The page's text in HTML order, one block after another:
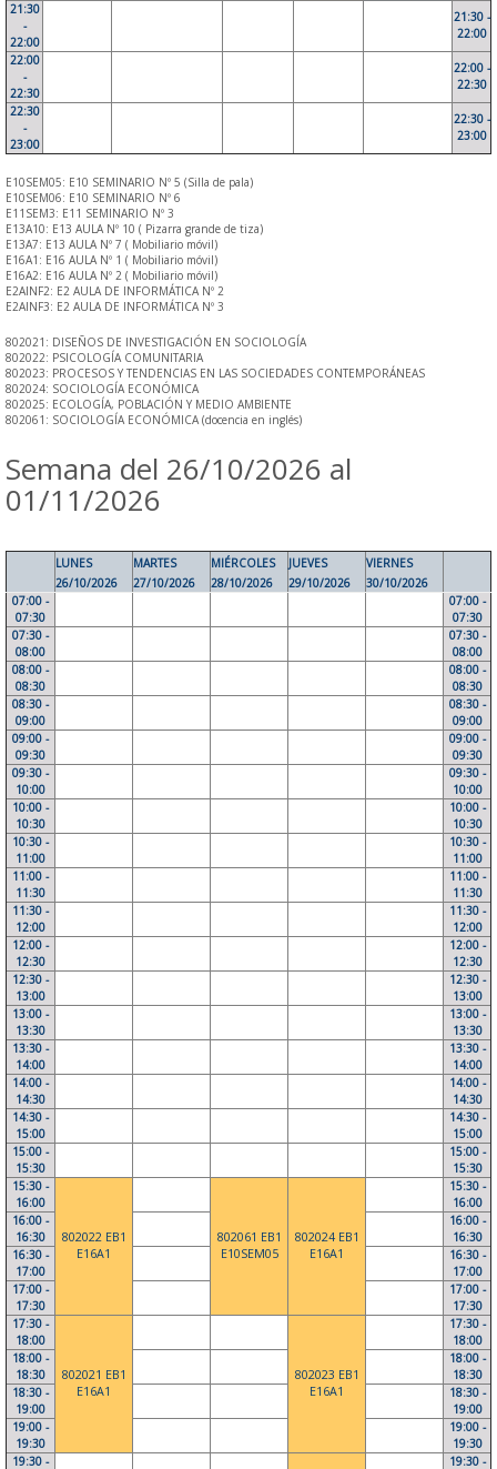
21:30
-
22:00
21:30 -
22:00
22:00
-
22:30
22:00 -
22:30
22:30
-
23:00
22:30 -
23:00
E10SEM05: E10 SEMINARIO Nº 5 (Silla de pala)
E10SEM06: E10 SEMINARIO Nº 6
E11SEM3: E11 SEMINARIO Nº 3
E13A10: E13 AULA Nº 10 ( Pizarra grande de tiza)
E13A7: E13 AULA Nº 7 ( Mobiliario móvil)
E16A1: E16 AULA Nº 1 ( Mobiliario móvil)
E16A2: E16 AULA Nº 2 ( Mobiliario móvil)
E2AINF2: E2 AULA DE INFORMÁTICA Nº 2
E2AINF3: E2 AULA DE INFORMÁTICA Nº 3
802021: DISEÑOS DE INVESTIGACIÓN EN SOCIOLOGÍA
802022: PSICOLOGÍA COMUNITARIA
802023: PROCESOS Y TENDENCIAS EN LAS SOCIEDADES CONTEMPORÁNEAS
802024: SOCIOLOGÍA ECONÓMICA
802025: ECOLOGÍA, POBLACIÓN Y MEDIO AMBIENTE
802061: SOCIOLOGÍA ECONÓMICA (docencia en inglés)
Semana del 26/10/2026 al
01/11/2026
LUNES
26/10/2026
MARTES
27/10/2026
MIÉRCOLES
28/10/2026
JUEVES
29/10/2026
VIERNES
30/10/2026
07:00 -
07:30
07:00 -
07:30
07:30 -
08:00
07:30 -
08:00
08:00 -
08:30
08:00 -
08:30
08:30 -
09:00
08:30 -
09:00
09:00 -
09:30
09:00 -
09:30
09:30 -
10:00
09:30 -
10:00
10:00 -
10:30
10:00 -
10:30
10:30 -
11:00
10:30 -
11:00
11:00 -
11:30
11:00 -
11:30
11:30 -
12:00
11:30 -
12:00
12:00 -
12:30
12:00 -
12:30
12:30 -
13:00
12:30 -
13:00
13:00 -
13:30
13:00 -
13:30
13:30 -
14:00
13:30 -
14:00
14:00 -
14:30
14:00 -
14:30
14:30 -
15:00
14:30 -
15:00
15:00 -
15:30
15:00 -
15:30
15:30 -
16:00
802022 EB1
E16A1
802061 EB1
E10SEM05
802024 EB1
E16A1
15:30 -
16:00
16:00 -
16:30
16:00 -
16:30
16:30 -
17:00
16:30 -
17:00
17:00 -
17:30
17:00 -
17:30
17:30 -
18:00
802021 EB1
E16A1
802023 EB1
E16A1
17:30 -
18:00
18:00 -
18:30
18:00 -
18:30
18:30 -
19:00
18:30 -
19:00
19:00 -
19:30
19:00 -
19:30
19:30 -
19:30 -